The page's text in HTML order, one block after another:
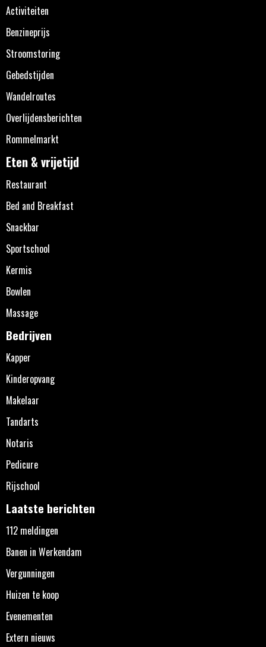
Activiteiten
Benzineprijs
Stroomstoring
Gebedstijden
Wandelroutes
Overlijdensberichten
Rommelmarkt
Eten & vrijetijd
Restaurant
Bed and Breakfast
Snackbar
Sportschool
Kermis
Bowlen
Massage
Bedrijven
Kapper
Kinderopvang
Makelaar
Tandarts
Notaris
Pedicure
Rijschool
Laatste berichten
112 meldingen
Banen in Werkendam
Vergunningen
Huizen te koop
Evenementen
Extern nieuws